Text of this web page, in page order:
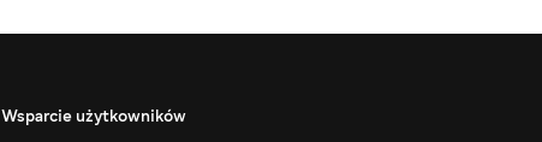
Wsparcie użytkowników